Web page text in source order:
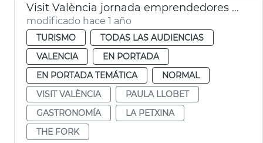
Visit València jornada emprendedores gastronomía
modificado hace 1 año
TURISMO
TODAS LAS AUDIENCIAS
VALENCIA
EN PORTADA
EN PORTADA TEMÁTICA
NORMAL
VISIT VALÈNCIA
PAULA LLOBET
GASTRONOMÍA
LA PETXINA
THE FORK